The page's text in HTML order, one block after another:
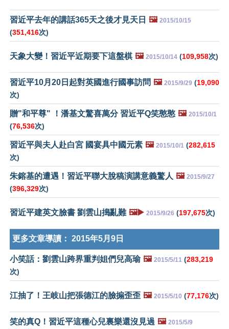
習近平去年的講話365天之後才見天日 🖼️ 2015/10/15
(351,416次)
天象大變！習近平近期要下這盤棋 🖼️ 2015/10/14 (109,958次)
習近平10月20日起對英國進行國事訪問 🖼️ 2015/9/29 (19,090
次)
贈"和平尊" ！潘基文驚喜萬分 習近平Q笑憨憨 🖼️ 2015/10/1
(76,536次)
習近平與夫人赴白宮 國宴具中國元素 🖼️ 2015/10/1 (282,615
次)
朱鎔基的遭遇！習近平聯大脫稿演講意義驚人 🖼️ 2015/9/27
(396,329次)
習近平建英文臉書 劉雲山搗亂難 🖼️▶️ 2015/9/26 (197,675次)
更多文章導讀： 2015年5月9日
小笑話：劉雲山跨界重判姐們兒高瑜 🖼️ 2015/5/11 (283,219
次)
江抽了！王岐山把張德江的臉搧歪歪 🖼️ 2015/5/10 (77,176次)
笑的真Q！習近平這種心兒裏樂還沒見過 🖼️ 2015/5/9